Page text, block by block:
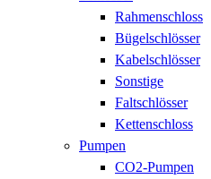
Rahmenschloss
Bügelschlösser
Kabelschlösser
Sonstige
Faltschlösser
Kettenschloss
Pumpen
CO2-Pumpen